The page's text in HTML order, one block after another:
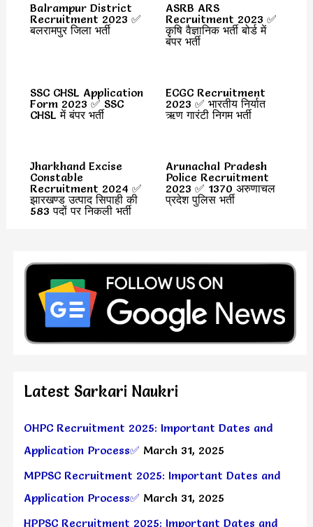
Balrampur District
Recruitment 2023 ✅
बलरामपुर जिला भर्ती
ASRB ARS
Recruitment 2023 ✅
कृषि वैज्ञानिक भर्ती बोर्ड में
बंपर भर्ती
SSC CHSL Application
Form 2023 ✅ SSC
CHSL में बंपर भर्ती
ECGC Recruitment
2023 ✅ भारतीय निर्यात
ऋण गारंटी निगम भर्ती
Jharkhand Excise
Constable
Recruitment 2024 ✅
झारखण्ड उत्पाद सिपाही की
583 पदों पर निकली भर्ती
Arunachal Pradesh
Police Recruitment
2023 ✅ 1370 अरुणाचल
प्रदेश पुलिस भर्ती
Latest Sarkari Naukri
OHPC Recruitment 2025: Important Dates and
Application Process✅ March 31, 2025
MPPSC Recruitment 2025: Important Dates and
Application Process✅ March 31, 2025
HPPSC Recruitment 2025: Important Dates and